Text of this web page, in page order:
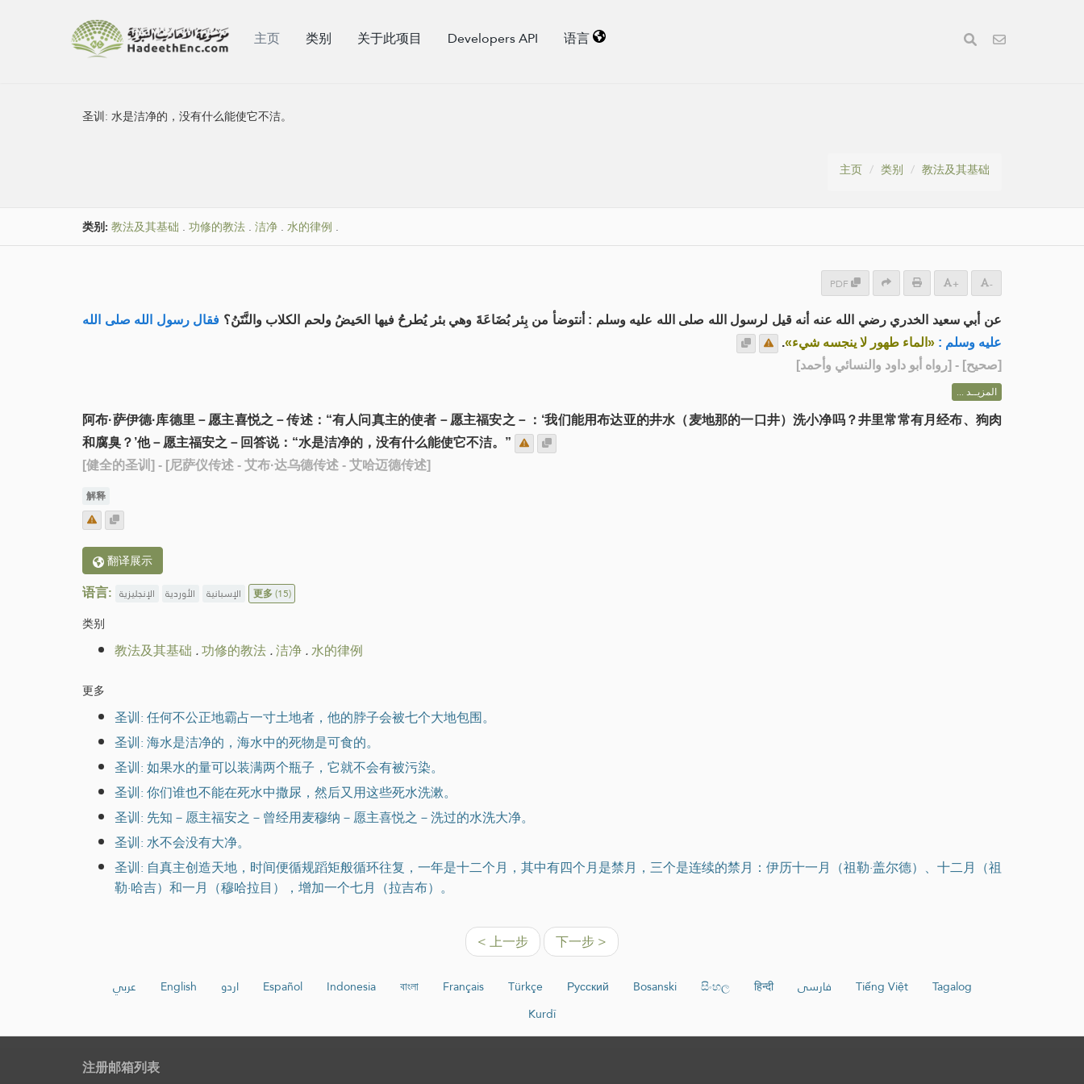
主页 类别 关于此项目 Developers API 语言
圣训:水是洁净的，没有什么能使它不洁。
主页 类别 教法及其基础
类别: 教法及其基础 . 功修的教法 . 洁净 . 水的律例 .
PDF + -
عن أبي سعيد الخدري رضي الله عنه أنه قيل لرسول الله صلى الله عليه وسلم : أنتوضأ من بِئر بُضَاعَةَ وهي بئر يُطرحُ فيها الحَيضُ ولحم الكلاب والنَّتَنُ؟ فقال رسول الله صلى الله
عليه وسلم : «الماء طهور لا ينجسه شيء».
[صحيح] - [رواه أبو داود والنسائي وأحمد]
المزيــد ...
阿布·萨伊德·库德里－愿主喜悦之－传述：“有人问真主的使者－愿主福安之－：‘我们能用布达亚的井水（麦地那的一口井）洗小净吗？井里常常有月经布、狗肉
和腐臭？’他－愿主福安之－回答说：“水是洁净的，没有什么能使它不洁。”
[健全的圣训] - [尼萨仪传述 - 艾布·达乌德传述 - 艾哈迈德传述]
解释
翻译展示
语言: الإنجليزية الأوردية الإسبانية 更多(15)
类别
教法及其基础 .功修的教法.洁净.水的律例
更多
圣训: 任何不公正地霸占一寸土地者，他的脖子会被七个大地包围。
圣训: 海水是洁净的，海水中的死物是可食的。
圣训: 如果水的量可以装满两个瓶子，它就不会有被污染。
圣训: 你们谁也不能在死水中撒尿，然后又用这些死水洗漱。
圣训: 先知－愿主福安之－曾经用麦穆纳－愿主喜悦之－洗过的水洗大净。
圣训: 水不会没有大净。
圣训: 自真主创造天地，时间便循规蹈矩般循环往复，一年是十二个月，其中有四个月是禁月，三个是连续的禁月：伊历十一月（祖勒·盖尔德）、十二月（祖
勒·哈吉）和一月（穆哈拉目），增加一个七月（拉吉布）。
< 上一步 下一步 >
عربي English اردو Español Indonesia বাংলা Français Türkçe Русский Bosanski සිංහල हिन्दी فارسی Tiếng Việt
Tagalog
Kurdî
注册邮箱列表